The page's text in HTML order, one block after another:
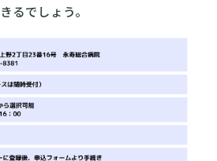
るでしょう。